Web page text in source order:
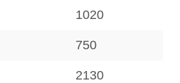
1020
750
2130